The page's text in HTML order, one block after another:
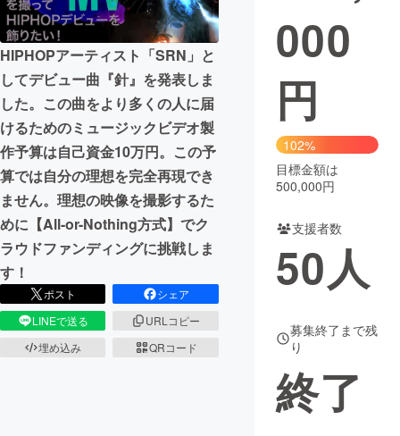
ビジネス・起業 チャレンジ
まちづくり・地域活性化
CAMPFIRE for Social Good
CAMPFIRE Creation
CAMPFIREふるさと納税machi-ya コミュニティ
HIPHOPアーティスト「SRN」と
してデビュー曲『針』を発表しま
した。この曲をより多くの人に届
けるためのミュージックビデオ製
作予算は自己資金10万円。この予
算では自分の理想を完全再現でき
ません。理想の映像を撮影するた
めに【All-or-Nothing方式】でク
ラウドファンディングに挑戦しま
す！
ポスト
シェア
LINEで送る
URLコピー
埋め込み
QRコード
000
円
102%
目標金額は
500,000円
支援者数
50人
募集終了まで残
り
終了